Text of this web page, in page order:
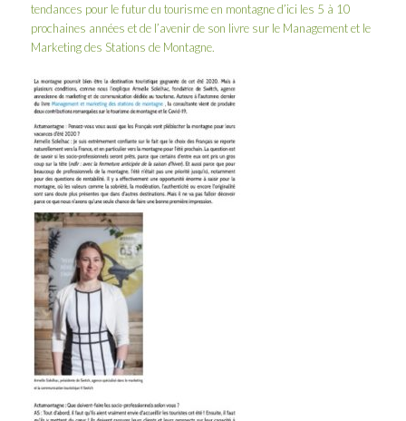
tendances pour le futur du tourisme en montagne d’ici les 5 à 10
prochaines années et de l’avenir de son livre sur le Management et le
Marketing des Stations de Montagne.